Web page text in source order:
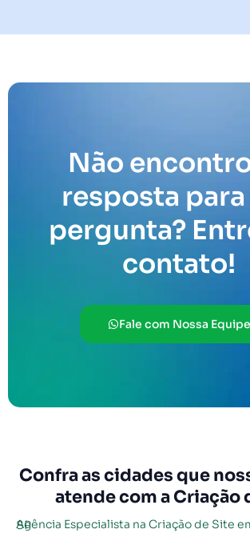
Não
resposta para
pergunta?
contato!
Fale com Nossa Equipe
Confra as cidades que
atende com a Criação
Agência Especialista na Criação de Site em Adamantina – SP